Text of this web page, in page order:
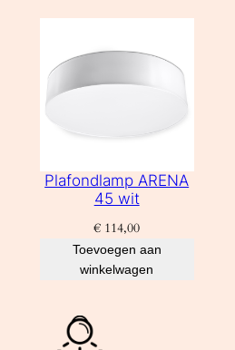
Plafondlamp ARENA
45 wit
€ 114,00
Toevoegen aan
winkelwagen